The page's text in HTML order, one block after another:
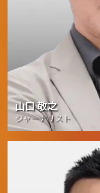
山口 敬之
ジャーナリスト